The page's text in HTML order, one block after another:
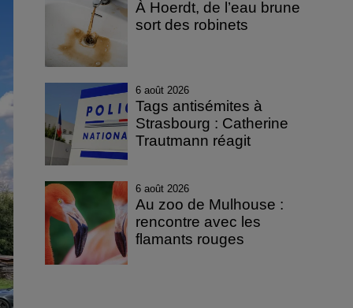
À Hoerdt, de l’eau brune
sort des robinets
6 août 2026
Tags antisémites à
Strasbourg : Catherine
Trautmann réagit
6 août 2026
Au zoo de Mulhouse :
rencontre avec les
flamants rouges